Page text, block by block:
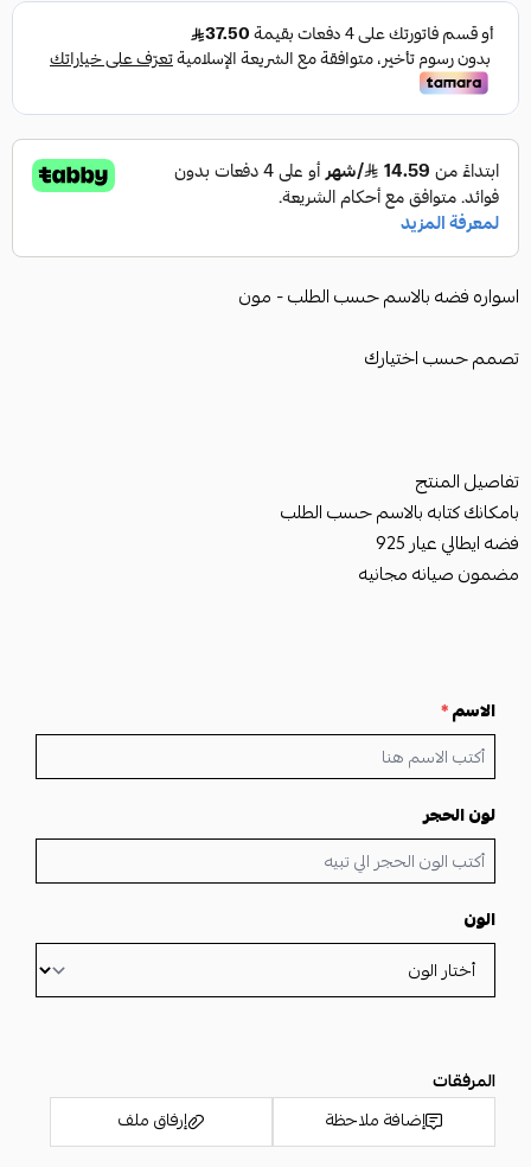
اسواره فضه بالاسم حسب الطلب - مون
تصمم حسب اختيارك
تفاصيل المنتج
بامكانك كتابه بالاسم حسب الطلب
فضه ايطالي عيار 925
مضمون صيانه مجانيه
الاسم*
لون الحجر
الون
المرفقات
إضافة ملاحظة
إرفاق ملف